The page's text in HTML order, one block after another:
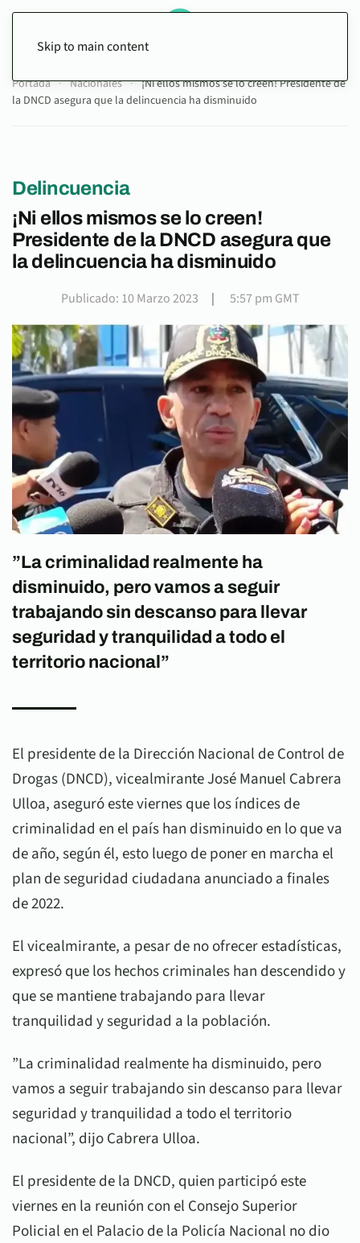
Skip to main content
Portada Nacionales
¡Ni ellos mismos se lo creen! Presidente de
la DNCD asegura que la delincuencia ha disminuido
Delincuencia
¡Ni ellos mismos se lo creen!
Presidente de la DNCD asegura que
la delincuencia ha disminuido
Publicado: 10 Marzo 2023 | 5:57 pm GMT
”La criminalidad realmente ha
disminuido, pero vamos a seguir
trabajando sin descanso para llevar
seguridad y tranquilidad a todo el
territorio nacional”
El presidente de la Dirección Nacional de Control de
Drogas (DNCD), vicealmirante José Manuel Cabrera
Ulloa, aseguró este viernes que los índices de
criminalidad en el país han disminuido en lo que va
de año, según él, esto luego de poner en marcha el
plan de seguridad ciudadana anunciado a finales
de 2022.
El vicealmirante, a pesar de no ofrecer estadísticas,
expresó que los hechos criminales han descendido y
que se mantiene trabajando para llevar
tranquilidad y seguridad a la población.
”La criminalidad realmente ha disminuido, pero
vamos a seguir trabajando sin descanso para llevar
seguridad y tranquilidad a todo el territorio
nacional”, dijo Cabrera Ulloa.
El presidente de la DNCD, quien participó este
viernes en la reunión con el Consejo Superior
Policial en el Palacio de la Policía Nacional no dio